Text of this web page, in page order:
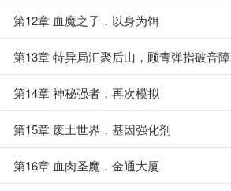
第12章 血魔之子，以身为饵
第13章 特异局汇聚后山，顾青弹指破音障
第14章 神秘强者，再次模拟
第15章 废土世界，基因强化剂
第16章 血肉圣魔，金通大厦